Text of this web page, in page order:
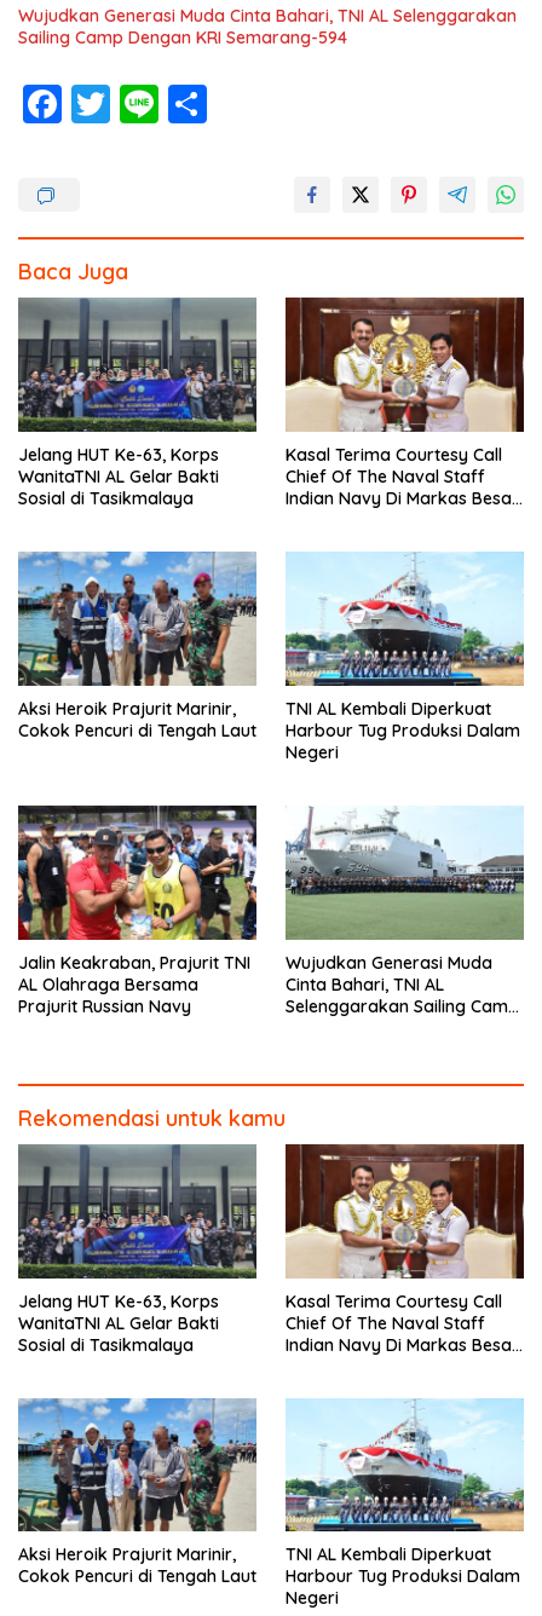
Wujudkan Generasi Muda Cinta Bahari, TNI AL Selenggarakan
Sailing Camp Dengan KRI Semarang-594
F
o
o
k
T Li
Baca Juga
Jelang HUT Ke-63, Korps
WanitaTNI AL Gelar Bakti
Sosial di Tasikmalaya
Kasal Terima Courtesy Call
Chief Of The Naval Staff
Indian Navy Di Markas Besar
Aksi Heroik Prajurit Marinir,
Cokok Pencuri di Tengah Laut
TNI AL Kembali Diperkuat
Harbour Tug Produksi Dalam
Negeri
Jalin Keakraban, Prajurit TNI
AL Olahraga Bersama
Prajurit Russian Navy
Wujudkan Generasi Muda
Cinta Bahari, TNI AL
Selenggarakan Sailing Camp
Rekomendasi untuk kamu
Jelang HUT Ke-63, Korps
WanitaTNI AL Gelar Bakti
Sosial di Tasikmalaya
Kasal Terima Courtesy Call
Chief Of The Naval Staff
Indian Navy Di Markas Besar
Aksi Heroik Prajurit Marinir,
Cokok Pencuri di Tengah Laut
TNI AL Kembali Diperkuat
Harbour Tug Produksi Dalam
Negeri